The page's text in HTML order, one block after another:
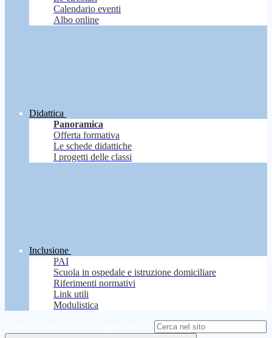
Calendario eventi
Albo online
Didattica
Panoramica
Offerta formativa
Le schede didattiche
I progetti delle classi
Inclusione
PAI
Scuola in ospedale e istruzione domiciliare
Riferimenti normativi
Link utili
Modulistica